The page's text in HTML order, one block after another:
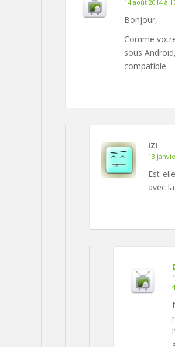
14 août 2014 à
Bonjour,
Comme
sous
compatible.
IZI
13
Est-
avec